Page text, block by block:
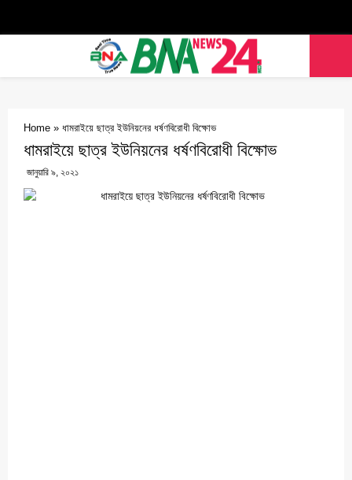
PRIMARY
MENU
Home » ধামরাইয়ে ছাত্র ইউনিয়নের ধর্ষণবিরোধী বিক্ষোভ
ধামরাইয়ে ছাত্র ইউনিয়নের ধর্ষণবিরোধী বিক্ষোভ
জানুয়ারি ৯, ২০২১